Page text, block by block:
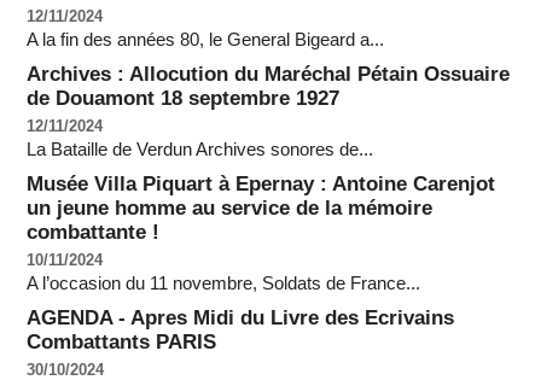
12/11/2024
A la fin des années 80, le General Bigeard a...
Archives : Allocution du Maréchal Pétain Ossuaire
de Douamont 18 septembre 1927
12/11/2024
La Bataille de Verdun Archives sonores de...
Musée Villa Piquart à Epernay : Antoine Carenjot
un jeune homme au service de la mémoire
combattante !
10/11/2024
A l’occasion du 11 novembre, Soldats de France...
AGENDA - Apres Midi du Livre des Ecrivains
Combattants PARIS
30/10/2024